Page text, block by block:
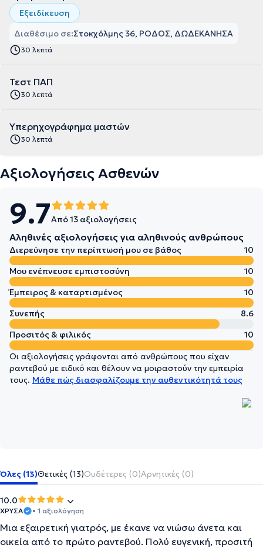
Εξειδίκευση
Διαθέσιμο σε:Στοκχόλμης 36, ΡΟΔΟΣ, ΔΩΔΕΚΑΝΗΣΑ
30 λεπτά
Τεστ ΠΑΠ
30 λεπτά
Υπερηχογράφημα μαστών
30 λεπτά
Αξιολογήσεις Ασθενών
9.7Από 13 αξιολογήσεις
Αληθινές αξιολογήσεις για αληθινούς ανθρώπους
Διερεύνησε την περίπτωσή μου σε βάθος
10
Μου ενέπνευσε εμπιστοσύνη
10
Έμπειρος & καταρτισμένος
10
Συνεπής
8.6
Προσιτός & φιλικός
10
Οι αξιολογήσεις γράφονται από ανθρώπους που είχαν
ραντεβού με ειδικό και θέλουν να μοιραστούν την εμπειρία
τους. Μάθε πώς διασφαλίζουμε την αυθεντικότητά τους
Όλες (13)Θετικές (13)Ουδέτερες (0)Αρνητικές (0)
10.0
ΧΡΥΣΑ • 1 αξιολόγηση
Μια εξαιρετική γιατρός, με έκανε να νιώσω άνετα και
οικεία από το πρώτο ραντεβού. Πολύ ευγενική, προσιτή